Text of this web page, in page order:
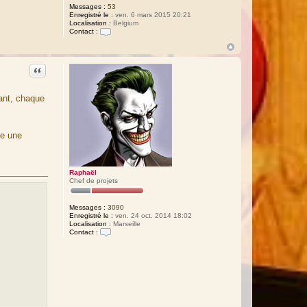
Messages : 53
Enregistré le : ven. 6 mars 2015 20:21
Localisation : Belgium
Contact :
n
t
a
c
t
e
r
D
a
k
i
n
Q
l
i
a
Raphaël
Chef de projets
Messages : 3090
Enregistré le : ven. 24 oct. 2014 18:02
Localisation : Marseille
Contact :
Citation
chaque
une